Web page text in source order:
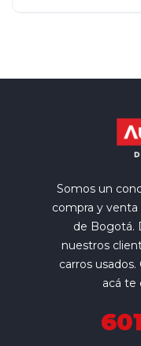
Somos un
compra y venta
de Bogotá.
nuestros
carros
acá te